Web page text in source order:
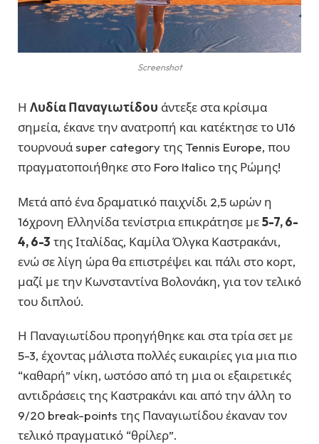
Screenshot
Η Λυδία Παναγιωτίδου άντεξε στα κρίσιμα
σημεία, έκανε την ανατροπή και κατέκτησε το U16
τουρνουά super category της Tennis Europe, που
πραγματοποιήθηκε στο Foro Italico της Ρώμης!
Μετά από ένα δραματικό παιχνίδι 2,5 ωρών η
16χρονη Ελληνίδα τενίστρια επικράτησε με5-7, 6-
4, 6-3 της Ιταλίδας, Καμίλα Όλγκα Καστρακάνι,
ενώ σε λίγη ώρα θα επιστρέψει και πάλι στο κορτ,
μαζί με την Κωνσταντίνα Βολονάκη, για τον τελικό
του διπλού.
Η Παναγιωτίδου προηγήθηκε και στα τρία σετ με
5-3, έχοντας μάλιστα πολλές ευκαιρίες για μια πιο
“καθαρή” νίκη, ωστόσο από τη μια οι εξαιρετικές
αντιδράσεις της Καστρακάνι και από την άλλη το
9/20 break-points της Παναγιωτίδου έκαναν τον
τελικό πραγματικό “θρίλερ”.